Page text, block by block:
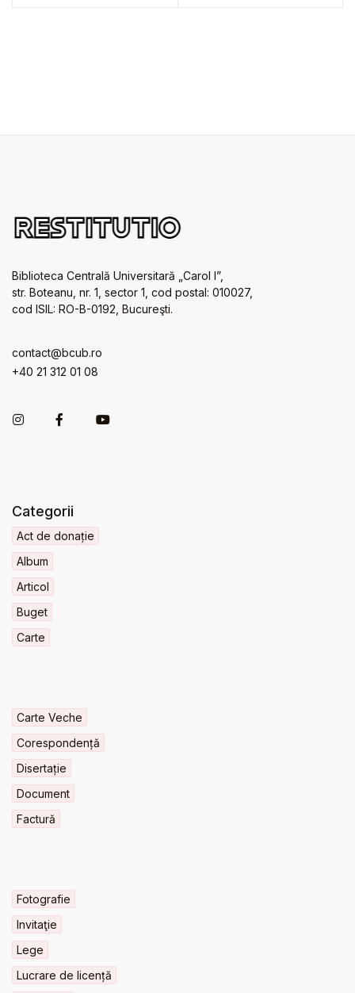
Biblioteca Centrală Universitară „Carol I”,
str. Boteanu, nr. 1, sector 1, cod postal: 010027,
cod ISIL: RO-B-0192, Bucureşti.
contact@bcub.ro
+40 21 312 01 08
Categorii
Act de donație
Album
Articol
Buget
Carte
Carte Veche
Corespondență
Disertație
Document
Factură
Fotografie
Invitaţie
Lege
Lucrare de licență